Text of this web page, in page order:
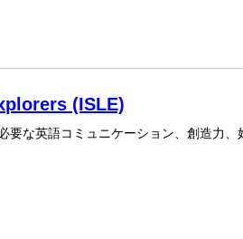
(ISLE)
要な英語コミュニケーション、創造力、